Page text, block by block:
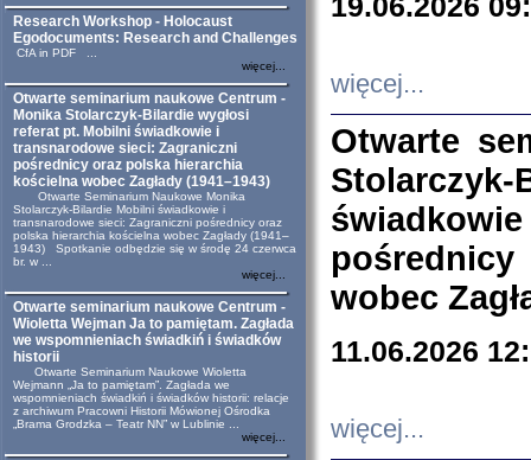
Research Workshop - Holocaust
Egodocuments: Research and Challenges
CfA in PDF ...
więcej...
Otwarte seminarium naukowe Centrum -
Monika Stolarczyk-Bilardie wygłosi
referat pt. Mobilni świadkowie i
transnarodowe sieci: Zagraniczni
pośrednicy oraz polska hierarchia
kościelna wobec Zagłady (1941–1943)
Otwarte Seminarium Naukowe Monika
Stolarczyk-Bilardie Mobilni świadkowie i
transnarodowe sieci: Zagraniczni pośrednicy oraz
polska hierarchia kościelna wobec Zagłady (1941–
1943) Spotkanie odbędzie się w środę 24 czerwca
br. w ...
więcej...
Otwarte seminarium naukowe Centrum -
Wioletta Wejman Ja to pamiętam. Zagłada
we wspomnieniach świadkiń i świadków
historii
Otwarte Seminarium Naukowe Wioletta
Wejmann „Ja to pamiętam”. Zagłada we
wspomnieniach świadkiń i świadków historii: relacje
z archiwum Pracowni Historii Mówionej Ośrodka
„Brama Grodzka – Teatr NN” w Lublinie ...
więcej...
więcej...
Otwarte
wobec
11.06.2026
więcej...